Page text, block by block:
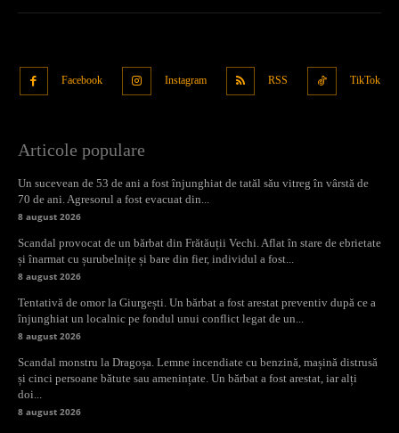
Facebook Instagram RSS TikTok
Articole populare
Un sucevean de 53 de ani a fost înjunghiat de tatăl său vitreg în vârstă de
70 de ani. Agresorul a fost evacuat din...
8 august 2026
Scandal provocat de un bărbat din Frătăuții Vechi. Aflat în stare de ebrietate
și înarmat cu șurubelnițe și bare din fier, individul a fost...
8 august 2026
Tentativă de omor la Giurgești. Un bărbat a fost arestat preventiv după ce a
înjunghiat un localnic pe fondul unui conflict legat de un...
8 august 2026
Scandal monstru la Dragoșa. Lemne incendiate cu benzină, mașină distrusă
și cinci persoane bătute sau amenințate. Un bărbat a fost arestat, iar alți
doi...
8 august 2026